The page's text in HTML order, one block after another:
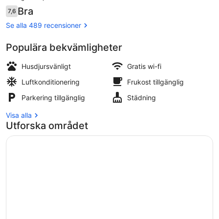
är
1 025 kr
Recensioner
7,67,6 av 10,
Bra
Se alla 489 recensioner
Populära bekvämligheter
Husdjursvänligt
Gratis wi-fi
Luftkonditionering
Frukost tillgänglig
Parkering tillgänglig
Städning
Visa alla
Utforska området